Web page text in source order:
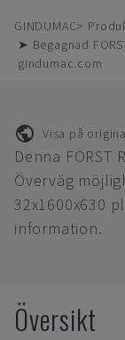
GINDUMAC
➤ Begagnad
gindumac.com
Visa på
Denna FORST
Överväg
32x1600x630
information.
Översikt